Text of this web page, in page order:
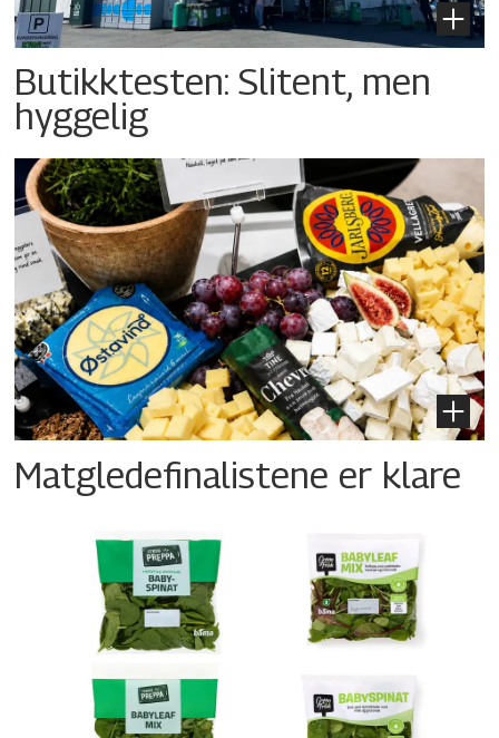
Butikktesten: Slitent, men
hyggelig
Matgledefinalistene er klare